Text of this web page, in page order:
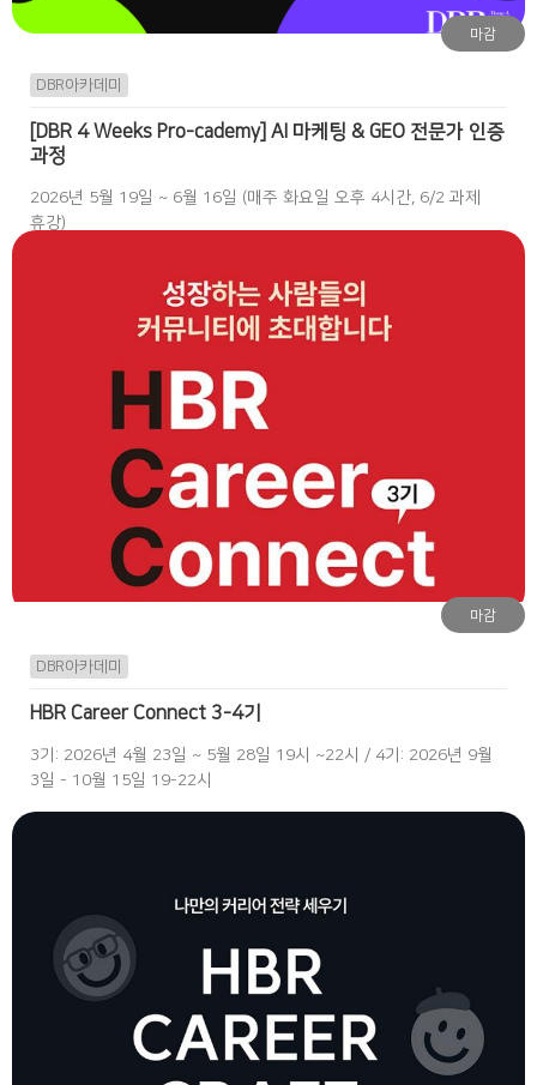
마감
DBR아카데미
[DBR 4 Weeks Pro-cademy] AI 마케팅 & GEO 전문가 인증
과정
2026년 5월 19일 ~ 6월 16일 (매주 화요일 오후 4시간, 6/2 과제
휴강)
마감
DBR아카데미
HBR Career Connect 3-4기
3기: 2026년 4월 23일 ~ 5월 28일 19시 ~22시 / 4기: 2026년 9월
3일 - 10월 15일 19-22시